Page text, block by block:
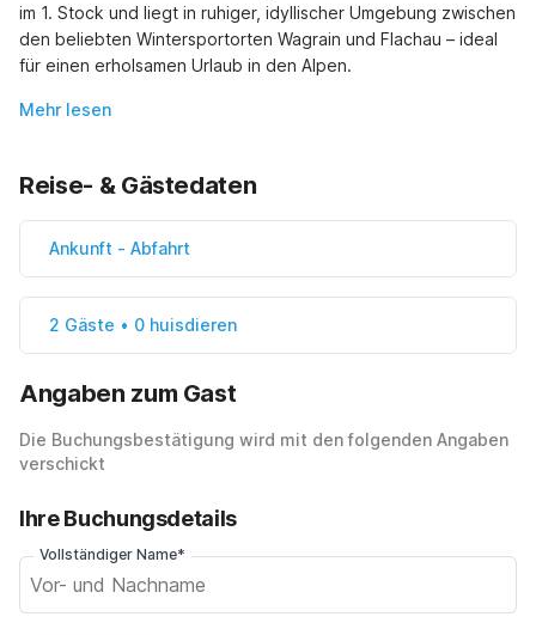
im 1. Stock und liegt in ruhiger, idyllischer Umgebung zwischen
den beliebten Wintersportorten Wagrain und Flachau – ideal
für einen erholsamen Urlaub in den Alpen.
Mehr lesen
Reise- & Gästedaten
Ankunft - Abfahrt
2 Gäste • 0 huisdieren
Angaben zum Gast
Die Buchungsbestätigung wird mit den folgenden Angaben
verschickt
Ihre Buchungsdetails
Vollständiger Name*